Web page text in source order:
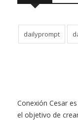
dailyprompt
Conexión Cesar
el objetivo de